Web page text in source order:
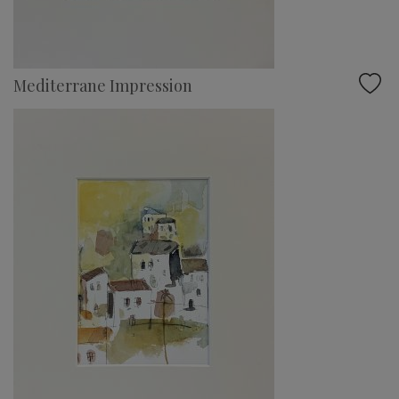
Mediterrane Impression